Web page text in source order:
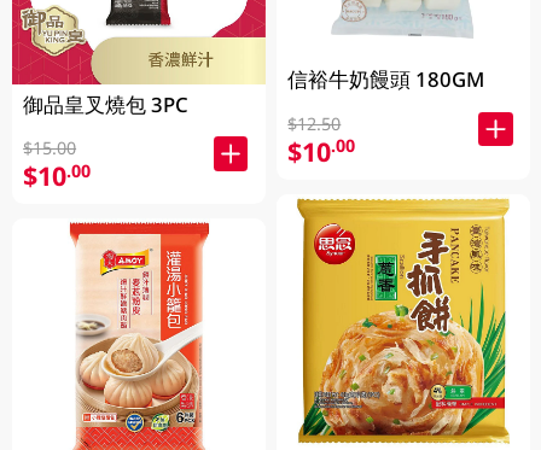
御品皇叉燒包 3PC
$15.00
$10.00
信裕牛奶饅頭 180GM
$12.50
$10.00